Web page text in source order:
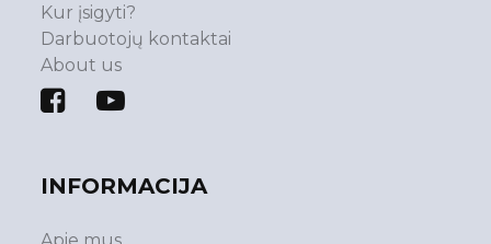
Kur įsigyti?
Darbuotojų kontaktai
About us
INFORMACIJA
Apie mus